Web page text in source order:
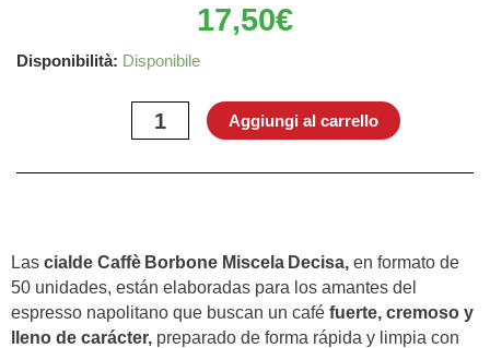
17,50€
Disponibilità: Disponibile
Caffè
Miscela
Aggiungi al carrello
Las cialde Caffè Borbone Miscela Decisa, en formato de
50 unidades, están elaboradas para los amantes del
espresso napolitano que buscan un café fuerte, cremoso y
lleno de carácter, preparado de forma rápida y limpia con